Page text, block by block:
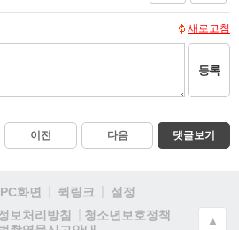
새로고침
등록
이전 다음 댓글보기
PC화면 퀵링크
설정
보처리방침
청소년보호정책
▲